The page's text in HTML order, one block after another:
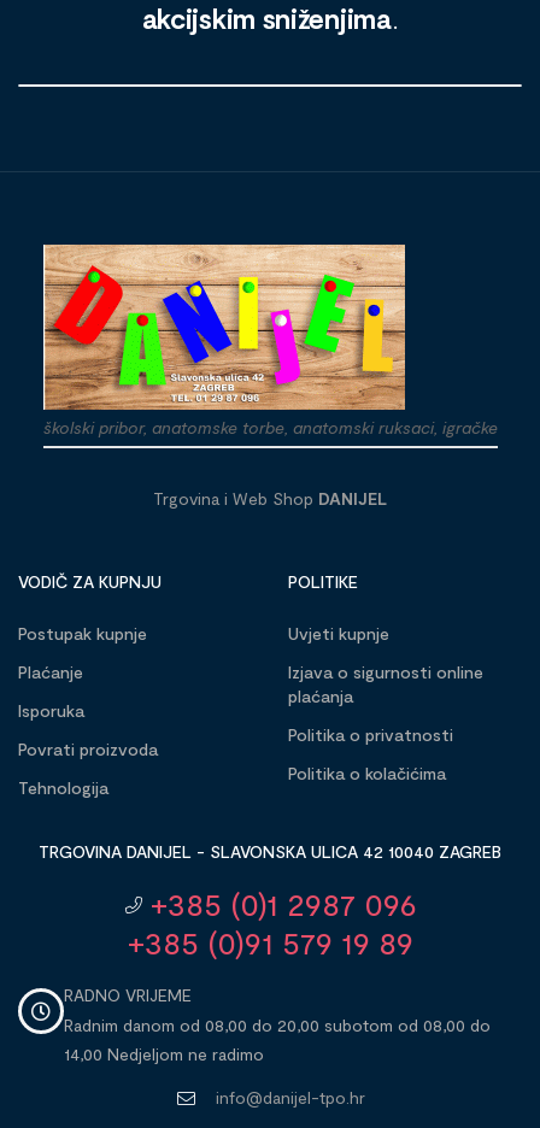
akcijskim sniženjima.
školski pribor, anatomske torbe, anatomski ruksaci, igračke
Trgovina i Web Shop DANIJEL
VODIČ ZA KUPNJU
Postupak kupnje
Plaćanje
Isporuka
Povrati proizvoda
Tehnologija
POLITIKE
Uvjeti kupnje
Izjava o sigurnosti online
plaćanja
Politika o privatnosti
Politika o kolačićima
TRGOVINA DANIJEL - SLAVONSKA ULICA 42 10040 ZAGREB
+385 (0)1 2987 096
+385 (0)91 579 19 89
RADNO VRIJEME
Radnim danom od 08,00 do 20,00 subotom od 08,00 do
14,00 Nedjeljom ne radimo
info@danijel-tpo.hr